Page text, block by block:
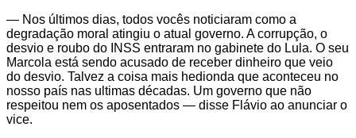
— Nos últimos dias, todos vocês noticiaram como a
degradação moral atingiu o atual governo. A corrupção, o
desvio e roubo do INSS entraram no gabinete do Lula. O seu
Marcola está sendo acusado de receber dinheiro que veio
do desvio. Talvez a coisa mais hedionda que aconteceu no
nosso país nas ultimas décadas. Um governo que não
respeitou nem os aposentados — disse Flávio ao anunciar o
vice.